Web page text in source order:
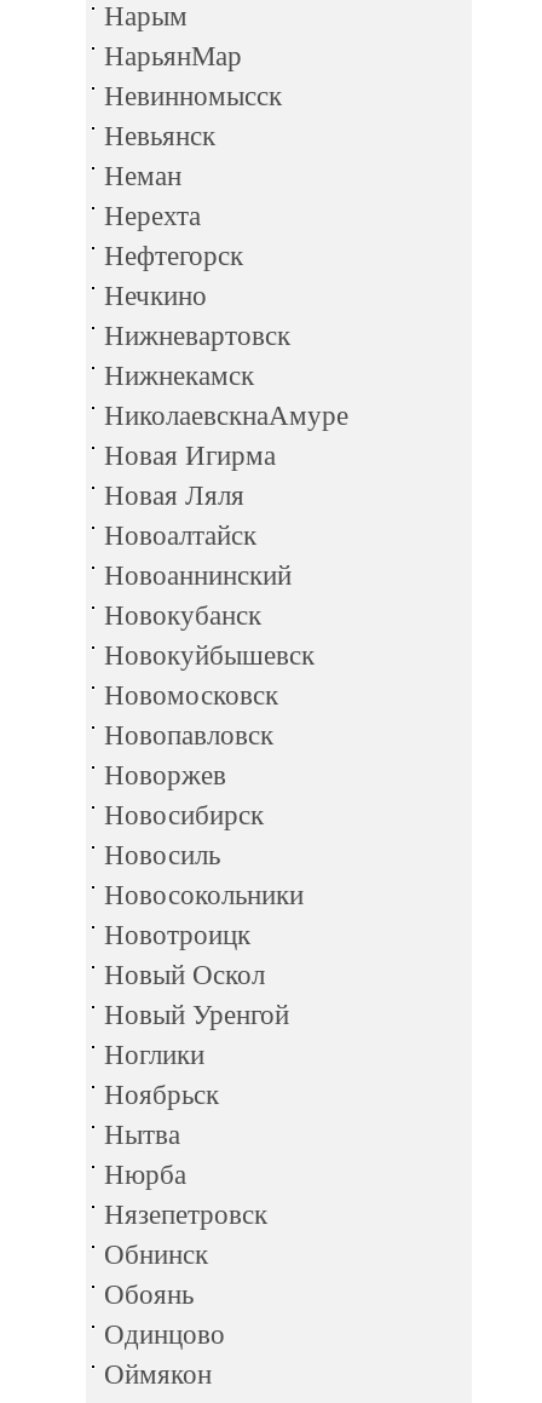
Нарым
НарьянМар
Невинномысск
Невьянск
Неман
Нерехта
Нефтегорск
Нечкино
Нижневартовск
Нижнекамск
НиколаевскнаАмуре
Новая Игирма
Новая Ляля
Новоалтайск
Новоаннинский
Новокубанск
Новокуйбышевск
Новомосковск
Новопавловск
Новоржев
Новосибирск
Новосиль
Новосокольники
Новотроицк
Новый Оскол
Новый Уренгой
Ноглики
Ноябрьск
Нытва
Нюрба
Нязепетровск
Обнинск
Обоянь
Одинцово
Оймякон